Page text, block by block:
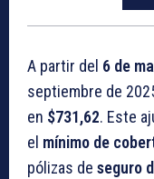
A partir del 6 de
septiembre de
en $731,62. Este
el mínimo de
pólizas de seguro